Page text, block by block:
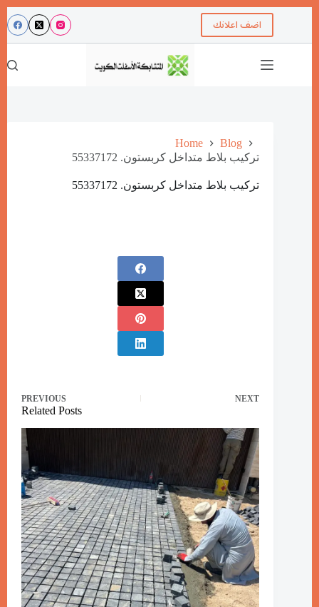
اضف اعلانك
Home
Blog
تركيب بلاط متداخل كربستون. 55337172
تركيب بلاط متداخل كربستون. 55337172
PREVIOUS NEXT
Related Posts